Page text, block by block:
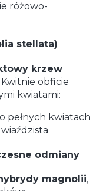
różowo-
stellata)
krzew
obficie
kwiatami:
pełnych kwiatach
odmiany
magnolii,
Zobacz szczegóły